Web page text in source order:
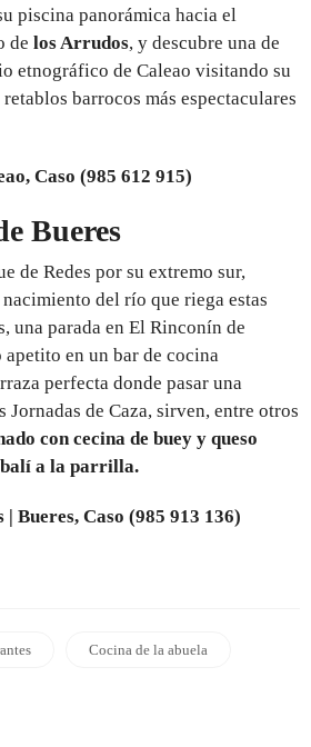
piscina panorámica hacia el
de los Arrudos, y descubre una de
etnográfico de Caleao visitando su
barrocos más espectaculares
Caso (985 612 915)
Bueres
de Redes por su extremo sur,
del río que riega estas
una parada en El Rinconín de
apetito en un bar de cocina
perfecta donde pasar una
Jornadas de Caza, sirven, entre otros
con cecina de buey y queso
a la parrilla.
Bueres, Caso (985 913 136)
Cocina de la abuela